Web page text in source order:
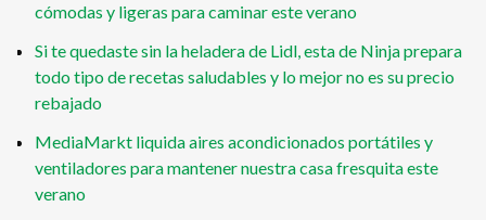
cómodas y ligeras para caminar este verano
Si te quedaste sin la heladera de Lidl, esta de Ninja prepara
todo tipo de recetas saludables y lo mejor no es su precio
rebajado
MediaMarkt liquida aires acondicionados portátiles y
ventiladores para mantener nuestra casa fresquita este
verano